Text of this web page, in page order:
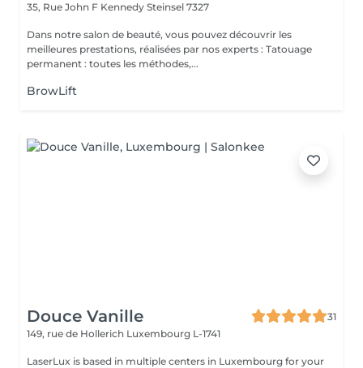
35, Rue John F Kennedy Steinsel 7327
Dans notre salon de beauté, vous pouvez découvrir les
meilleures prestations, réalisées par nos experts : Tatouage
permanent : toutes les méthodes,...
BrowLift
Douce Vanille
31
149, rue de Hollerich Luxembourg L-1741
LaserLux is based in multiple centers in Luxembourg for your